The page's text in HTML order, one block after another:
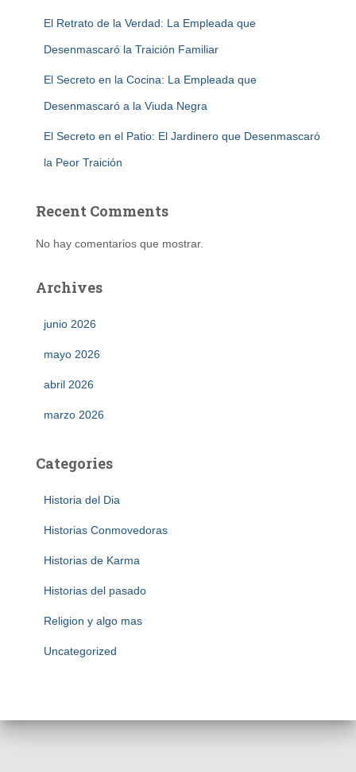
El Retrato de la Verdad: La Empleada que
Desenmascaró la Traición Familiar
El Secreto en la Cocina: La Empleada que
Desenmascaró a la Viuda Negra
El Secreto en el Patio: El Jardinero que Desenmascaró
la Peor Traición
Recent Comments
No hay comentarios que mostrar.
Archives
junio 2026
mayo 2026
abril 2026
marzo 2026
Categories
Historia del Dia
Historias Conmovedoras
Historias de Karma
Historias del pasado
Religion y algo mas
Uncategorized